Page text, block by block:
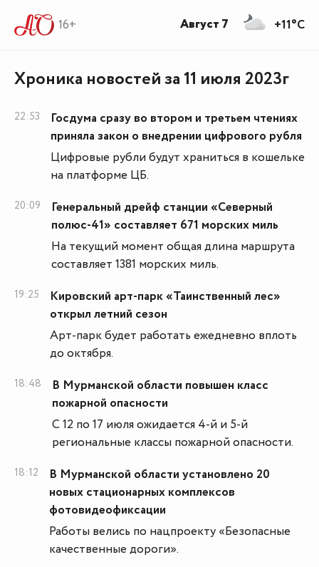
16+
Хроника новостей за 11 июля 2023г
22:53
Госдума сразу во втором и третьем чтениях
приняла закон о внедрении цифрового рубля
Цифровые рубли будут храниться в кошельке
на платформе ЦБ.
20:09
Генеральный дрейф станции «Северный
полюс-41» составляет 671 морских миль
На текущий момент общая длина маршрута
составляет 1381 морских миль.
19:25
Кировский арт-парк «Таинственный лес»
открыл летний сезон
Арт-парк будет работать ежедневно вплоть
до октября.
18:48
В Мурманской области повышен класс
пожарной опасности
С 12 по 17 июля ожидается 4-й и 5-й
региональные классы пожарной опасности.
18:12
В Мурманской области установлено 20
новых стационарных комплексов
фотовидеофиксации
Работы велись по нацпроекту «Безопасные
качественные дороги».
+11°C
Август 7